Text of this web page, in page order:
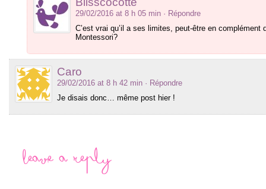
29/02/2016 at 8 h 05 min · Répondre
C’est vrai qu’il a ses limites, peut-être en
Montessori?
Caro
29/02/2016 at 8 h 42 min · Répondre
Je disais donc… même post hier !
Leave a Reply